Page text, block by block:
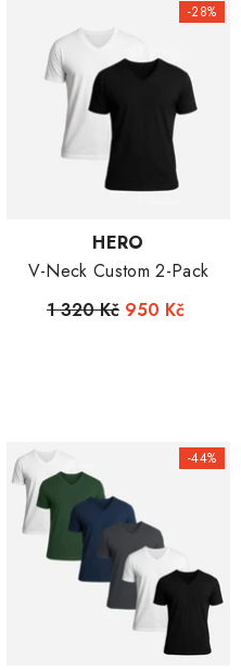
-28%
Dodavatel:HERO
V-Neck Custom 2-Pack
1 320 Kč 950 Kč
-44%